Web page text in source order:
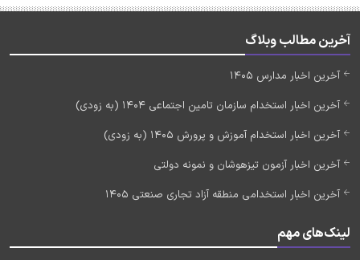
آخرین مطالب وبلاگ
آخرین اخبار مدارس 1405
آخرین اخبار استخدام سازمان تامین اجتماعی 1404 (به زودی)
آخرین اخبار استخدام آموزش و پرورش 1405 (به زودی)
آخرین اخبار آزمون تیزهوشان و نمونه دولتی
آخرین اخبار استخدامی منطقه آزاد تجاری صنعتی 1405
لینک‌های مهم